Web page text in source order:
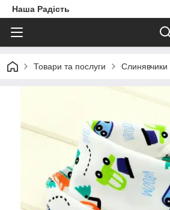
Наша Радість
Товари та послуги